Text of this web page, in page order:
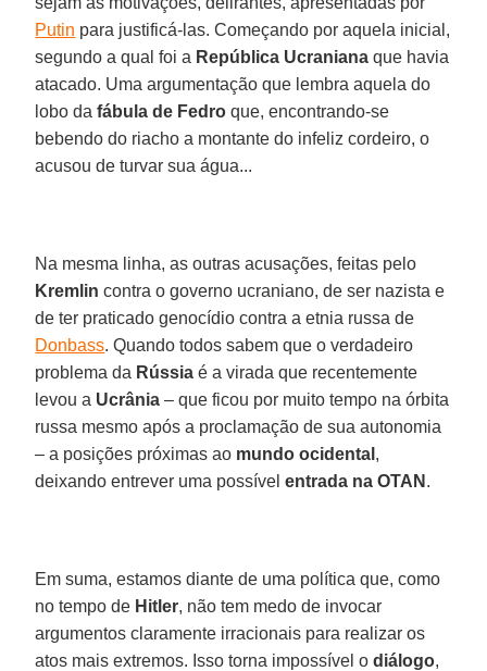
Putin para justificá-las. Começando por aquela inicial,
segundo a qual foi a República Ucraniana que havia
atacado. Uma argumentação que lembra aquela do
lobo dafábula de Fedro que, encontrando-se
bebendo do riacho a montante do infeliz cordeiro, o
acusou de turvar sua água...
Na mesma linha, as outras acusações, feitas pelo
Kremlin contra o governo ucraniano, de ser nazista e
de ter praticado genocídio contra a etnia russa de
Donbass. Quando todos sabem que o verdadeiro
problema da Rússia é a virada que recentemente
levou a Ucrânia – que ficou por muito tempo na órbita
russa mesmo após a proclamação de sua autonomia
– a posições próximas ao mundo ocidental ,
deixando entrever uma possívelentrada na OTAN .
Em suma, estamos diante de uma política que, como
no tempo de Hitler, não tem medo de invocar
argumentos claramente irracionais para realizar os
atos mais extremos. Isso torna impossível odiálogo,